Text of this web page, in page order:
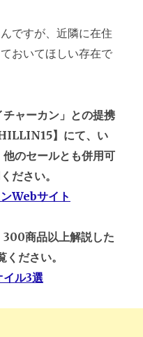
ですが、近隣に在住
おいてほしい存在で
ャーカン」との提携
】にて、い
のセールとも併用可
ださい。
Webサイト
商品以上解説した
ださい。
ル3選